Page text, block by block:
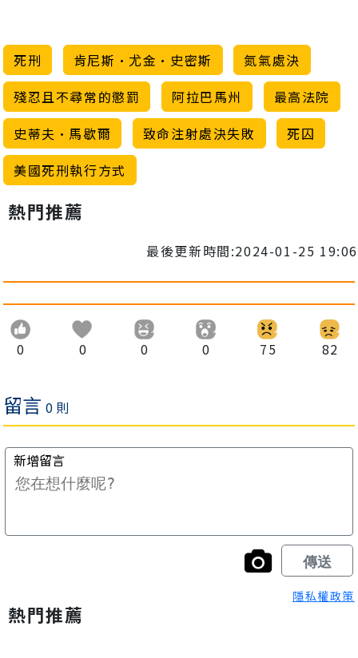
死刑 肯尼斯·尤金·史密斯
氮氣處決
殘忍且不尋常的懲罰
阿拉巴馬州
最高法院
史蒂夫·馬歇爾
致命注射處決失敗
死囚
美國死刑執行方式
熱門推薦
最後更新時間:2024-01-25 19:06
0 0 0 0 75 82
隱私權政策
熱門推薦